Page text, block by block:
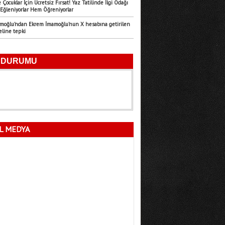
Emre Türk
11.07.2026
Mersin’in Sessiz Felaketi
Fatma Lalecan
11.09.2025
Çocuklar İçin Ücretsiz Fırsat! Yaz Tatilinde İlgi Odağı
Hem Öğreniyorlar
Ekrem İmamoğlu’nun X hesabına getirilen
tepki
MEDYA